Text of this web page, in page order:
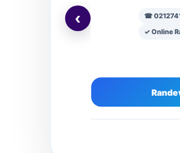
‹
☎
✓ Online